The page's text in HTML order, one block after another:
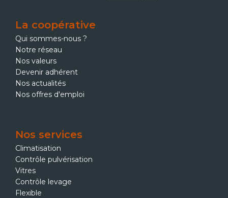
La coopérative
Qui sommes-nous ?
Notre réseau
Nos valeurs
Devenir adhérent
Nos actualités
Nos offres d'emploi
Nos services
Climatisation
Contrôle pulvérisation
Vitres
Contrôle levage
Flexible